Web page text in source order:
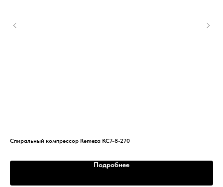
Спиральный компрессор Remeza КС7-8-270
Подробнее